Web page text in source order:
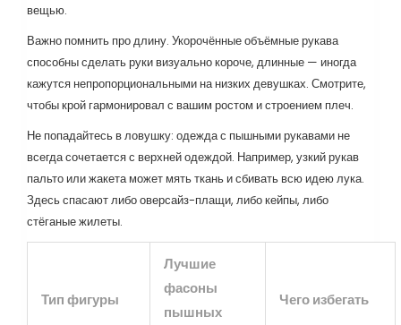
вещью.
Важно помнить про длину. Укорочённые объёмные рукава
способны сделать руки визуально короче, длинные — иногда
кажутся непропорциональными на низких девушках. Смотрите,
чтобы крой гармонировал с вашим ростом и строением плеч.
Не попадайтесь в ловушку: одежда с пышными рукавами не
всегда сочетается с верхней одеждой. Например, узкий рукав
пальто или жакета может мять ткань и сбивать всю идею лука.
Здесь спасают либо оверсайз-плащи, либо кейпы, либо
стёганые жилеты.
Тип фигуры
Лучшие
фасоны
пышных
Чего избегать